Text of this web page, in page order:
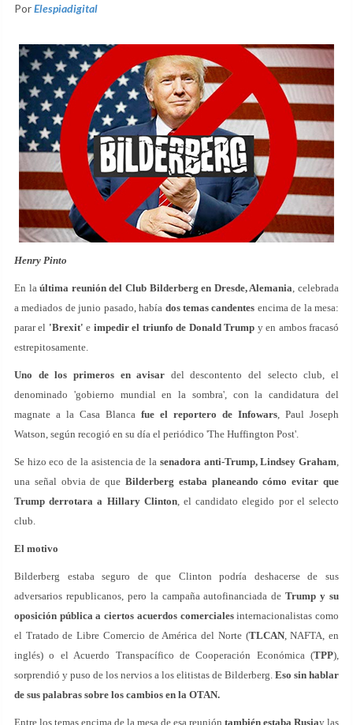
PorElespiadigital
Henry Pinto
En laúltima reunión delClub Bilderberg en Dresde, Alemania, celebrada
a mediados de junio pasado, había dos temas candentes encima de la mesa:
parar el 'Brexit' e impedir el triunfo de Donald Trump y en ambos fracasó
estrepitosamente.
Uno de los primeros en avisar del descontento del selecto club, el
denominado 'gobierno mundial en la sombra', con la candidatura del
magnate a la Casa Blanca fue el reportero de Infowars, Paul Joseph
Watson, según recogió en su día el periódico 'The Huffington Post'.
Se hizo eco de la asistencia de la senadora anti-Trump, Lindsey Graham,
una señal obvia de que Bilderberg estaba planeando cómo evitar que
Trump derrotara a Hillary Clinton, el candidato elegido por el selecto
club.
El motivo
Bilderberg estaba seguro de que Clinton podría deshacerse de sus
adversarios republicanos, pero la campaña autofinanciada deTrump y su
oposición pública a ciertos acuerdos comercialesinternacionalistas como
el Tratado de Libre Comercio de América del Norte (TLCAN, NAFTA, en
inglés) o el Acuerdo Transpacífico de Cooperación Económica (TPP),
sorprendió y puso de los nervios a los elitistas de Bilderberg. Eso sin hablar
de sus palabras sobre los cambios en la OTAN.
Entre los temas encima de la mesa de esa reunión también estaba Rusiay las